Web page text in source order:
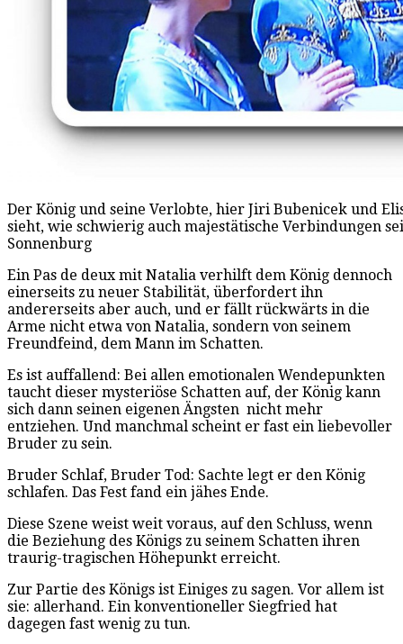
Der König und seine Verlobte, hier Jiri Bubenicek und
sieht, wie schwierig auch majestätische Verbindungen
Sonnenburg
Ein Pas de deux mit Natalia verhilft dem König dennoch
einerseits zu neuer Stabilität, überfordert ihn
andererseits aber auch, und er fällt rückwärts in die
Arme nicht etwa von Natalia, sondern von seinem
Freundfeind, dem Mann im Schatten.
Es ist auffallend: Bei allen emotionalen Wendepunkten
taucht dieser mysteriöse Schatten auf, der König kann
sich dann seinen eigenen Ängsten nicht mehr
entziehen. Und manchmal scheint er fast ein liebevoller
Bruder zu sein.
Bruder Schlaf, Bruder Tod: Sachte legt er den König
schlafen. Das Fest fand ein jähes Ende.
Diese Szene weist weit voraus, auf den Schluss, wenn
die Beziehung des Königs zu seinem Schatten ihren
traurig-tragischen Höhepunkt erreicht.
Zur Partie des Königs ist Einiges zu sagen. Vor allem ist
sie: allerhand. Ein konventioneller Siegfried hat
dagegen fast wenig zu tun.